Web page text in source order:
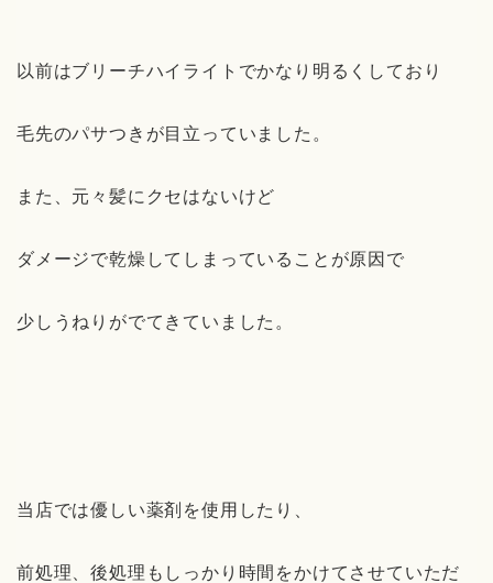
以前はブリーチハイライトでかなり明るくしており
毛先のパサつきが目立っていました。
また、元々髪にクセはないけど
ダメージで乾燥してしまっていることが原因で
少しうねりがでてきていました。
当店では優しい薬剤を使用したり、
前処理、後処理もしっかり時間をかけてさせていただ